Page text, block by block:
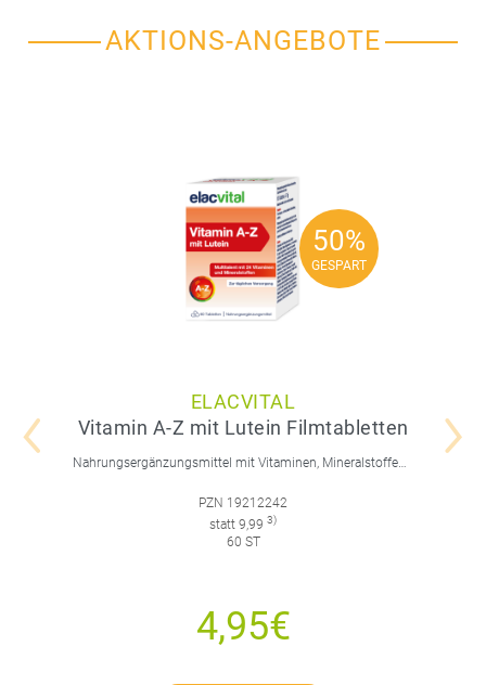
AKTIONS-ANGEBOTE
50%
GESPART
50%
GESPART
ELACVITAL
Vitamin A-Z mit Lutein Filmtabletten
Nahrungsergänzungsmittel mit Vitaminen, Mineralstoffen, Spurenelementen und Lutein.
PZN 19212242
statt 9,99 3)
60 ST
4,95€